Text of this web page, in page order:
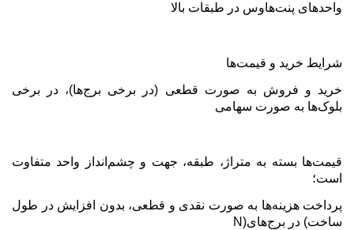
واحدهای پنت‌هاوس در طبقات بالا
شرایط خرید و قیمت‌ها
خرید و فروش به صورت قطعی (در برخی برج‌ها)، در برخی
بلوک‌ها به صورت سهامی
قیمت‌ها بسته به متراژ، طبقه، جهت و چشم‌انداز واحد متفاوت
است؛
پرداخت هزینه‌ها به صورت نقدی و قطعی، بدون افزایش در طول
ساخت( در برج‌هایN)